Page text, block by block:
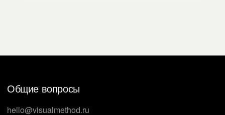
Общие вопросы
hello@visualmethod.ru